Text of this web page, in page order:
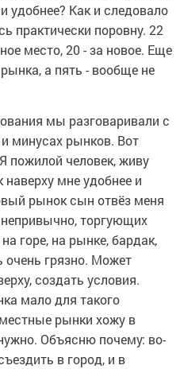
удобнее? Как и следовало
практически поровну. 22
место, 20 - за новое. Еще
а пять - вообще не
мы разговаривали с
минусах рынков. Вот
пожилой человек, живу
наверху мне удобнее и
рынок сын отвёз меня
торгующих
горе, на рынке, бардак,
очень грязно. Может
создать условия.
мало для такого
рынки хожу в
Объясню почему: во-
в город, и в